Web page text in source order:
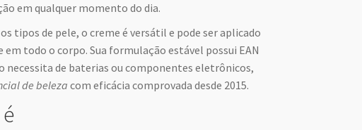
em qualquer momento do dia.
tipos de pele, o creme é versátil e pode ser aplicado
em todo o corpo. Sua formulação estável possui EAN
necessita de baterias ou componentes eletrônicos,
de belezacom eficácia comprovada desde 2015.